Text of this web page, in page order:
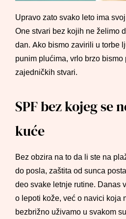
Upravo zato svako leto ima
One stvari bez kojih ne želimo
dan. Ako bismo zavirili u torbe
punim plućima, vrlo brzo
zajedničkih stvari.
SPF bez kojeg se
kuće
Bez obzira na to da li ste na
do posla, zaštita od sunca
deo svake letnje rutine. Danas
o lepoti kože, već o navici koja
bezbrižno uživamo u svakom